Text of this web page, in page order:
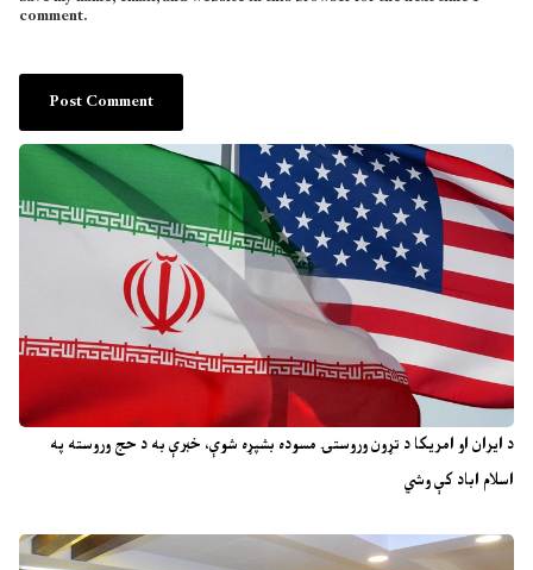
د ایران او امریکا د تړون وروستۍ مسوده بشپړه شوې، خبرې به د حج وروسته په
اسلام اباد کې وشي
comment.